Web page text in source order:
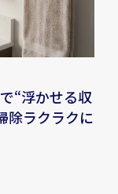
“浮かせる収
除ラクラクに